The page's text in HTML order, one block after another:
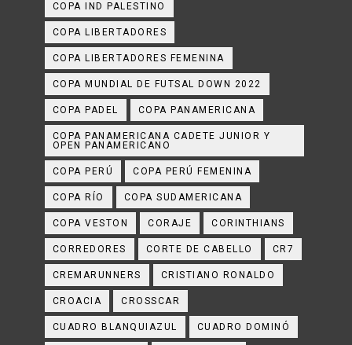
COPA IND PALESTINO
COPA LIBERTADORES
COPA LIBERTADORES FEMENINA
COPA MUNDIAL DE FUTSAL DOWN 2022
COPA PADEL COPA PANAMERICANA
COPA PANAMERICANA CADETE JUNIOR Y
OPEN PANAMERICANO
COPA PERÚ COPA PERÚ FEMENINA
COPA RÍO COPA SUDAMERICANA
COPA VESTON CORAJE CORINTHIANS
CORREDORES CORTE DE CABELLO CR7
CREMARUNNERS CRISTIANO RONALDO
CROACIA CROSSCAR
CUADRO BLANQUIAZUL CUADRO DOMINÓ